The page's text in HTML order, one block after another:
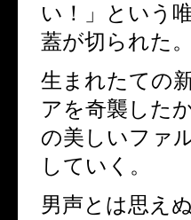
い！」という
蓋が切られた。
生まれたての
アを奇襲した
の美しいファ
していく。
男声とは思え